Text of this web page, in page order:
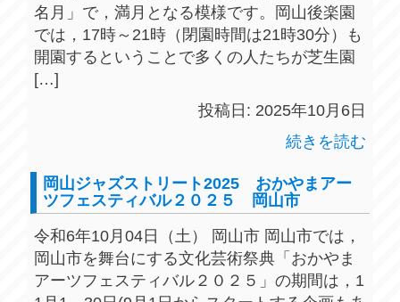
名月」で，満月となる模様です。岡山後楽園
では，17時～21時（閉園時間は21時30分）も
開園するということで多くの人たちが芝生園
[…]
投稿日: 2025年10月6日
続きを読む
岡山ジャズストリート2025 おかやまアー
ツフェスティバル２０２５ 岡山市
令和6年10月04日（土） 岡山市 岡山市では，
岡山市を舞台にする文化芸術祭典「おかやま
アーツフェスティバル２０２５」の期間は，1